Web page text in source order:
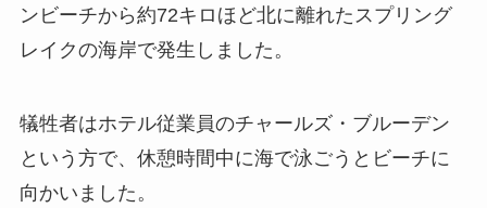
ンビーチから約72キロほど北に離れたスプリング
レイクの海岸で発生しました。
犠牲者はホテル従業員のチャールズ・ブルーデン
という方で、休憩時間中に海で泳ごうとビーチに
向かいました。